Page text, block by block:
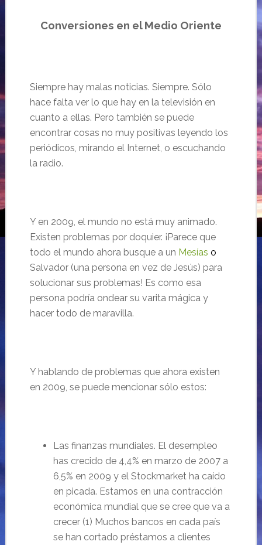
Conversiones en el Medio Oriente
Siempre hay malas noticias. Siempre. Sólo
hace falta ver lo que hay en la televisión en
cuanto a ellas. Pero también se puede
encontrar cosas no muy positivas leyendo los
periódicos, mirando el Internet, o escuchando
la radio.
Y en 2009, el mundo no está muy animado.
Existen problemas por doquier. ¡Parece que
todo el mundo ahora busque a un Mesías o
Salvador (una persona en vez de Jesús) para
solucionar sus problemas! Es como esa
persona podría ondear su varita mágica y
hacer todo de maravilla.
Y hablando de problemas que ahora existen
en 2009, se puede mencionar sólo estos:
Las finanzas mundiales. El desempleo
has crecido de 4,4% en marzo de 2007 a
6,5% en 2009 y el Stockmarket ha caído
en picada. Estamos en una contracción
económica mundial que se cree que va a
crecer (1) Muchos bancos en cada país
se han cortado préstamos a clientes